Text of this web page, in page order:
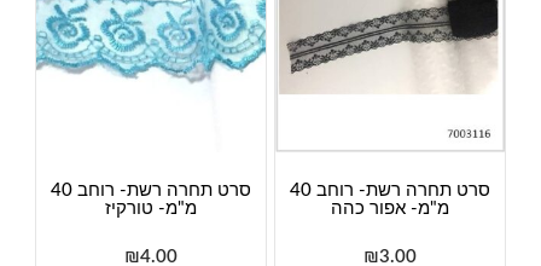
שחור
תכלת
סרט תחרה רשת- רוחב 40
מ"מ- אפור כהה
₪3.00
סרט תחרה רשת- רוחב 40
מ"מ- טורקיז
₪4.00